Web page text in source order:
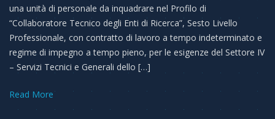
una unità di personale da inquadrare nel Profilo di
“Collaboratore Tecnico degli Enti di Ricerca”, Sesto Livello
Professionale, con contratto di lavoro a tempo indeterminato e
regime di impegno a tempo pieno, per le esigenze del Settore IV
– Servizi Tecnici e Generali dello […]
Read More